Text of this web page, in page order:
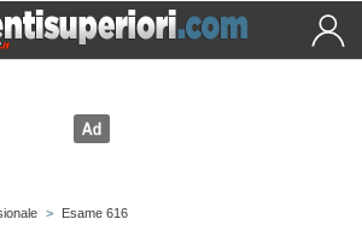
> Esame 616